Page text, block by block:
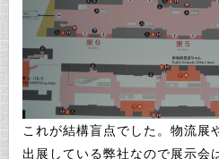
これが結構盲点でした。物流展
出展している弊社なので展示会